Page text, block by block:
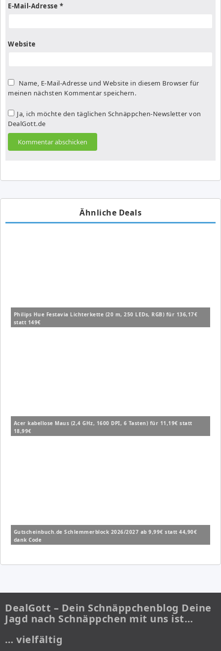
E-Mail-Adresse *
Website
Name, E-Mail-Adresse und Website in diesem Browser für
meinen nächsten Kommentar speichern.
Ja, ich möchte den täglichen Schnäppchen-Newsletter von
DealGott.de
Ähnliche Deals
Philips Hue Festavia Lichterkette (20 m, 250 LEDs, RGB) für 136,17€
statt 149€
Acer kabellose Maus (2,4 GHz, 1600 DPI, 6 Tasten) für 11,19€ statt
18,99€
Gutscheinbuch.de Schlemmerblock 2026/2027 ab 9,99€ statt 44,90€
dank Code
DealGott – Dein Schnäppchenblog Deine
Jagd nach Schnäppchen mit uns ist…
… vielfältig